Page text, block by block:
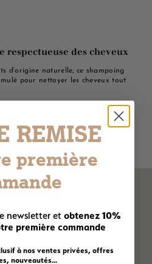
respectueuse des cheveux
d’origine naturelle, ce shampoing
pour nettoyer les cheveux tout
respecter la fibre capillaire et le
ni silicone, il offre un soin capillaire
tout en préservant la santé
REMISE
première
newsletter et obtenez 10%
première commande
à nos ventes privées, offres
nouveautés...